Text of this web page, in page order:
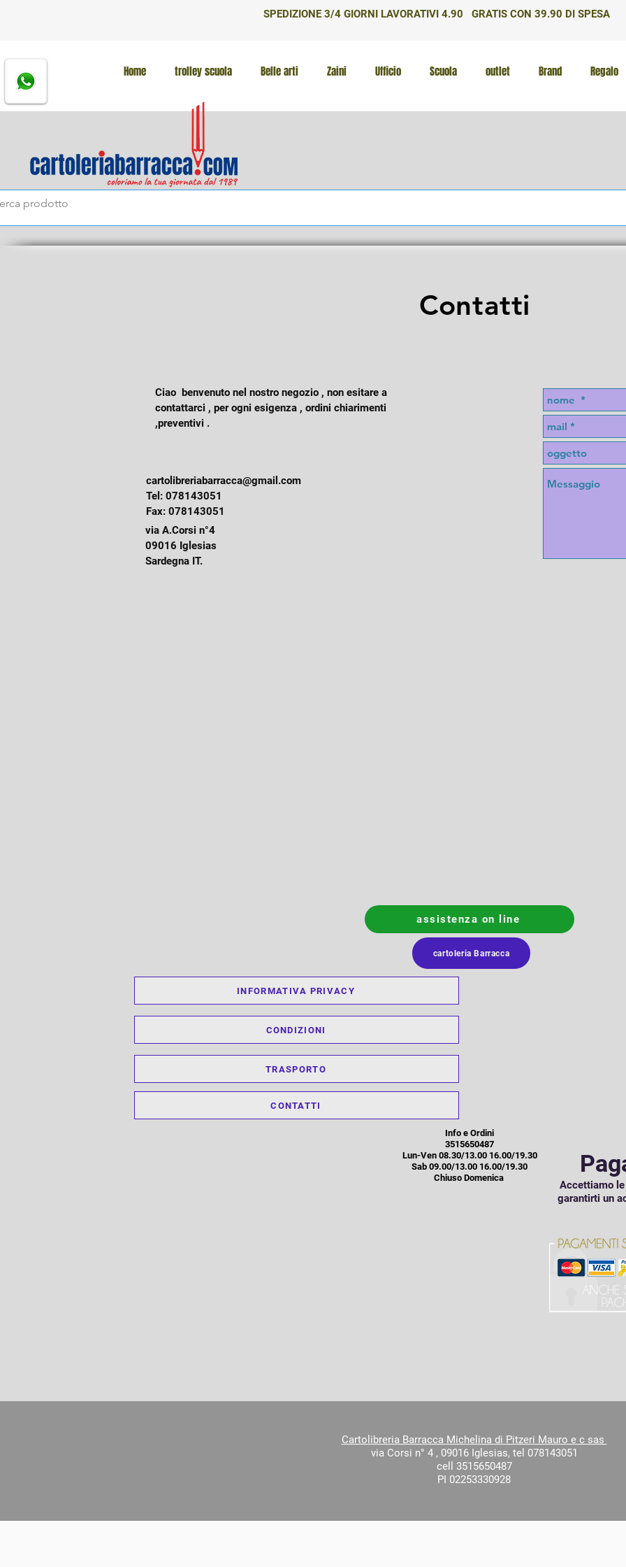
SPEDIZIONE 3/4 GIORNI LAVORATIVI 4.90 GRATIS CON 39.90 DI SPESA
Home trolley scuola Belle arti Zaini Ufficio Scuola outlet Brand Regalo
Contatti
Ciao benvenuto nel nostro negozio , non esitare a
contattarci , per ogni esigenza , ordini chiarimenti
,preventivi .
cartolibreriabarracca@gmail.com
Tel: 078143051
Fax: 078143051
via A.Corsi n°4
09016 Iglesias
Sardegna IT.
assistenza on line
cartoleria Barracca
INFORMATIVA PRIVACY
CONDIZIONI
TRASPORTO
CONTATTI
Accettiamo
garantirti un
Info e Ordini
3515650487
Lun-Ven 08.30/13.00 16.00/19.30
Sab 09.00/13.00 16.00/19.30
Chiuso Domenica
Cartolibreria Barracca Michelina di Pitzeri Mauro e c sas
via Corsi n° 4 , 09016 Iglesias, tel 078143051
cell 3515650487
PI 02253330928